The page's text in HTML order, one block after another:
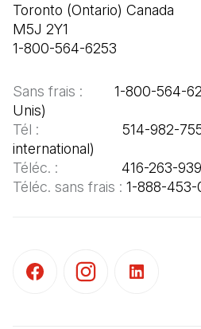
Toronto (Ontario) Canada
M5J 2Y1
1-800-564-6253
Sans frais :
1-800-564-
Tél :
514-
Téléc. :
Téléc. sans frais : 1-888-453-